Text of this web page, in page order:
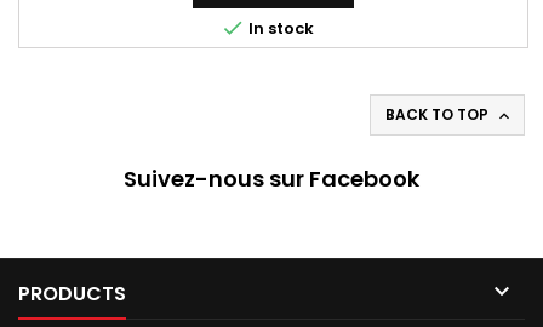
 In stock
BACK TO TOP 
Suivez-nous sur Facebook
PRODUCTS 